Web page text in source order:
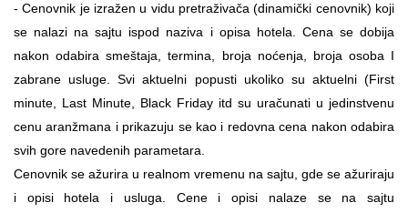
- Cenovnik je izražen u vidu pretraživača (dinamički cenovnik) koji
se nalazi na sajtu ispod naziva i opisa hotela. Cena se dobija
nakon odabira smeštaja, termina, broja noćenja, broja osoba I
zabrane usluge. Svi aktuelni popusti ukoliko su aktuelni (First
minute, Last Minute, Black Friday itd su uračunati u jedinstvenu
cenu aranžmana i prikazuju se kao i redovna cena nakon odabira
svih gore navedenih parametara.
Cenovnik se ažurira u realnom vremenu na sajtu, gde se ažuriraju
i opisi hotela i usluga. Cene i opisi nalaze se na sajtu